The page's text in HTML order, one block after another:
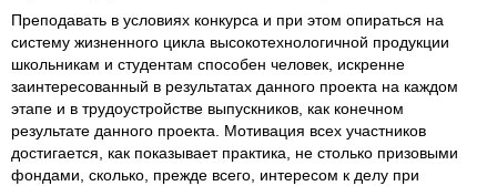
Преподавать в условиях конкурса и при этом опираться на
систему жизненного цикла высокотехнологичной продукции
школьникам и студентам способен человек, искренне
заинтересованный в результатах данного проекта на каждом
этапе и в трудоустройстве выпускников, как конечном
результате данного проекта. Мотивация всех участников
достигается, как показывает практика, не столько призовыми
фондами, сколько, прежде всего, интересом к делу при